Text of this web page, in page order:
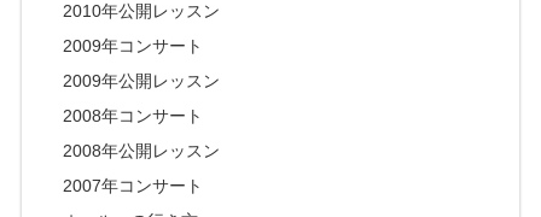
2010年公開レッスン
2009年コンサート
2009年公開レッスン
2008年コンサート
2008年公開レッスン
2007年コンサート